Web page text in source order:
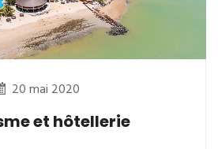
20 mai 2020
et hôtellerie